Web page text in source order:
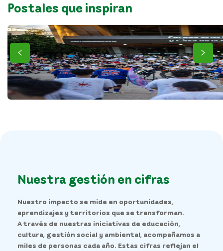
Postales que inspiran
Nuestra gestión en cifras
Nuestro impacto se mide en oportunidades,
aprendizajes y territorios que se transforman.
A través de nuestras iniciativas de educación,
cultura, gestión social y ambiental, acompañamos a
miles de personas cada año. Estas cifras reflejan el